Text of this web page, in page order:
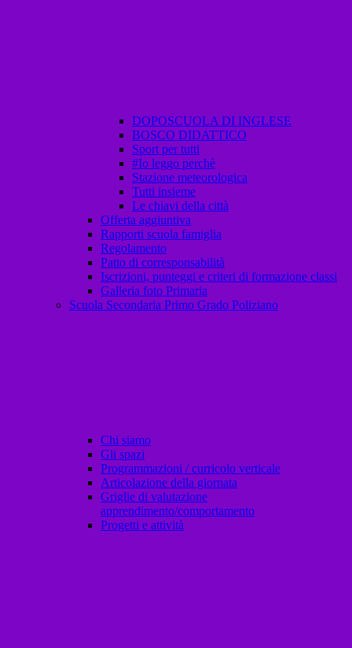
DOPOSCUOLA DI INGLESE
BOSCO DIDATTICO
Sport per tutti
#Io leggo perchè
Stazione meteorologica
Tutti insieme
Le chiavi della città
Offerta aggiuntiva
Rapporti scuola famiglia
Regolamento
Patto di corresponsabilità
Iscrizioni, punteggi e criteri di formazione classi
Galleria foto Primaria
Scuola Secondaria Primo Grado Poliziano
Chi siamo
Gli spazi
Programmazioni / curricolo verticale
Articolazione della giornata
Griglie di valutazione
apprendimento/comportamento
Progetti e attività